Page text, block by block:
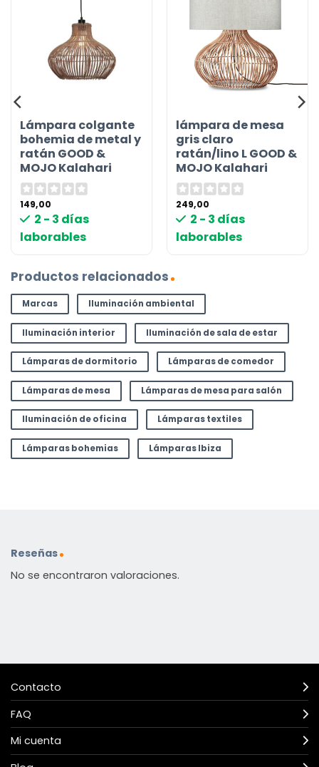
Lámpara colgante
bohemia de metal y
ratán GOOD &
MOJO Kalahari
149,00
2 - 3 días
laborables
lámpara de mesa
gris claro
ratán/lino L GOOD &
MOJO Kalahari
249,00
2 - 3 días
laborables
Productos relacionados
Marcas Iluminación ambiental
Iluminación interior Iluminación de sala de estar
Lámparas de dormitorio Lámparas de comedor
Lámparas de mesa Lámparas de mesa para salón
Iluminación de oficina Lámparas textiles
Lámparas bohemias Lámparas Ibiza
Reseñas
No se encontraron valoraciones.
Contacto
FAQ
Mi cuenta